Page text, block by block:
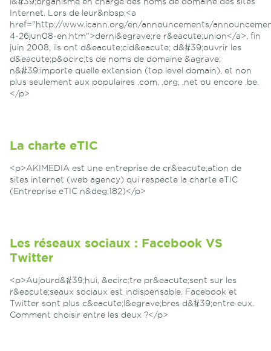
Internet. Lors de leur&nbsp;<a
href="http://www.icann.org/en/announcements/
4-26jun08-en.htm">derni&egrave;re r&eacute;union</a>, fin
juin 2008, ils ont d&eacute;cid&eacute; d&#39;ouvrir les
d&eacute;p&ocirc;ts de noms de domaine &agrave;
n&#39;importe quelle extension (top level domain), et non
plus seulement aux populaires .com, .org, .net ou encore .be.
</p>
La charte eTIC
<p>AKIMEDIA est une entreprise de cr&eacute;ation de
sites internet (web agency) qui respecte la charte eTIC
(Entreprise eTIC n&deg;182)</p>
Les réseaux sociaux : Facebook VS
Twitter
<p>Aujourd&#39;hui, &ecirc;tre pr&eacute;sent sur les
r&eacute;seaux sociaux est indispensable. Facebook et
Twitter sont plus c&eacute;l&egrave;bres d&#39;entre eux.
Comment choisir entre les deux ?</p>